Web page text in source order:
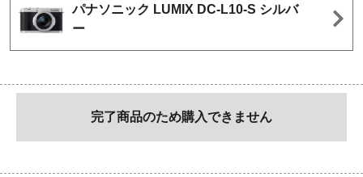
パナソニック LUMIX DC-L10-S シルバ
ー
完了商品のため購入できません